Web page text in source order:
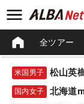
全ツアー
米国男子
国内女子 北海道